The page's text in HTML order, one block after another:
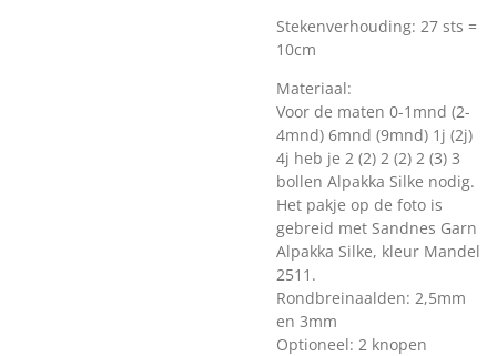
Stekenverhouding: 27 sts =
10cm
Materiaal:
Voor de maten 0-1mnd (2-
4mnd) 6mnd (9mnd) 1j (2j)
4j heb je 2 (2) 2 (2) 2 (3) 3
bollen Alpakka Silke nodig.
Het pakje op de foto is
gebreid met Sandnes Garn
Alpakka Silke, kleur Mandel
2511.
Rondbreinaalden: 2,5mm
en 3mm
Optioneel: 2 knopen